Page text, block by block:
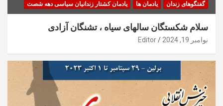
گفتگوهای زندان
یادمان ها یادمان کشتار زندانیان سیاسی دهه شصت
سلام شکستگان سالهای سیاه ، تشنگان آزادی
نوامبر 19, 2024 Editor